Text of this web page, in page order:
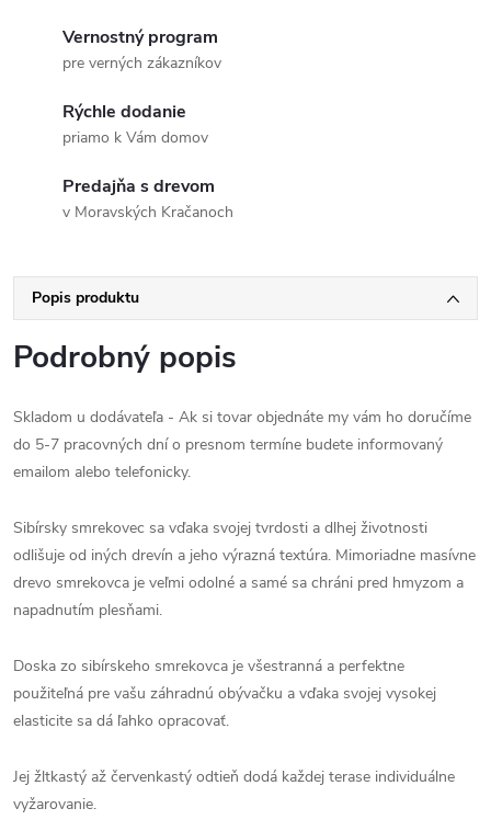
Vernostný program
pre verných zákazníkov
Rýchle dodanie
priamo k Vám domov
Predajňa s drevom
v Moravských Kračanoch
Popis produktu
Podrobný popis
Skladom u dodávateľa - Ak si tovar objednáte my vám ho doručíme
do 5-7 pracovných dní o presnom termíne budete informovaný
emailom alebo telefonicky.
Sibírsky smrekovec sa vďaka svojej tvrdosti a dlhej životnosti
odlišuje od iných drevín a jeho výrazná textúra. Mimoriadne masívne
drevo smrekovca je veľmi odolné a samé sa chráni pred hmyzom a
napadnutím plesňami.
Doska zo sibírskeho smrekovca je všestranná a perfektne
použiteľná pre vašu záhradnú obývačku a vďaka svojej vysokej
elasticite sa dá ľahko opracovať.
Jej žltkastý až červenkastý odtieň dodá každej terase individuálne
vyžarovanie.